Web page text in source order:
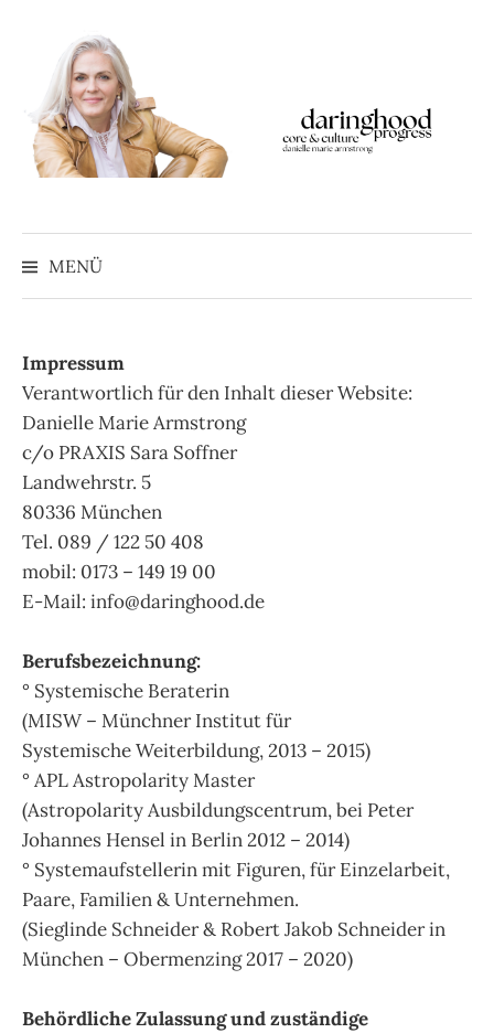
Inhalt
MENÜ
Impressum
Verantwortlich für den Inhalt dieser Website:
Danielle Marie Armstrong
c/o PRAXIS Sara Soffner
Landwehrstr. 5
80336 München
Tel. 089 / 122 50 408
mobil: 0173 – 149 19 00
E-Mail: info@daringhood.de
Berufsbezeichnung:
° Systemische Beraterin
(MISW – Münchner Institut für
Systemische Weiterbildung, 2013 – 2015)
° APL Astropolarity Master
(Astropolarity Ausbildungscentrum, bei Peter
Johannes Hensel in Berlin 2012 – 2014)
° Systemaufstellerin mit Figuren, für Einzelarbeit,
Paare, Familien & Unternehmen.
(Sieglinde Schneider & Robert Jakob Schneider in
München – Obermenzing 2017 – 2020)
Behördliche Zulassung und zuständige